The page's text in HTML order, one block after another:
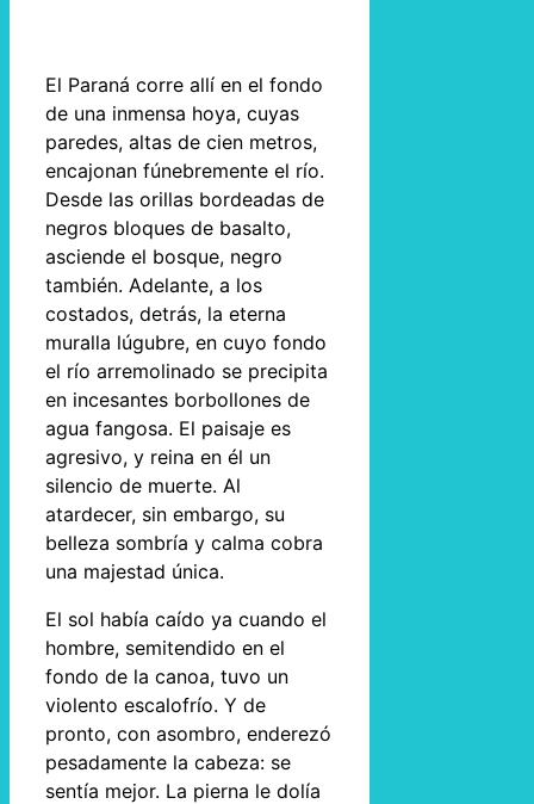
El Paraná corre allí en el fondo
de una inmensa hoya, cuyas
paredes, altas de cien metros,
encajonan fúnebremente el río.
Desde las orillas bordeadas de
negros bloques de basalto,
asciende el bosque, negro
también. Adelante, a los
costados, detrás, la eterna
muralla lúgubre, en cuyo fondo
el río arremolinado se precipita
en incesantes borbollones de
agua fangosa. El paisaje es
agresivo, y reina en él un
silencio de muerte. Al
atardecer, sin embargo, su
belleza sombría y calma cobra
una majestad única.
El sol había caído ya cuando el
hombre, semitendido en el
fondo de la canoa, tuvo un
violento escalofrío. Y de
pronto, con asombro, enderezó
pesadamente la cabeza: se
sentía mejor. La pierna le dolía